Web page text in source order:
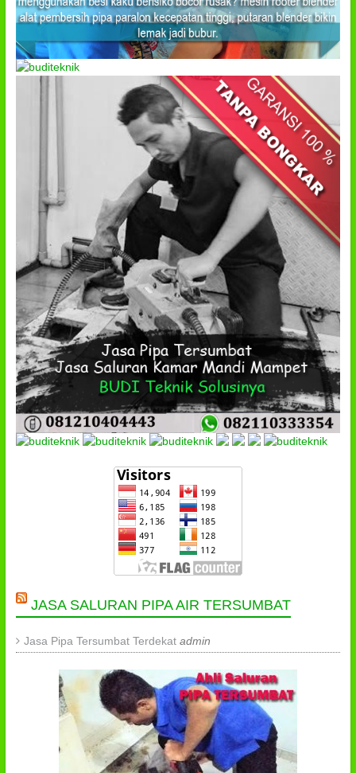
JASA SALURAN PIPA AIR TERSUMBAT
Jasa Pipa Tersumbat Terdekat admin